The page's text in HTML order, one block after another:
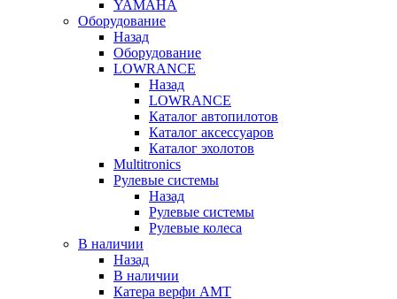
YAMAHA
Оборудование
Назад
Оборудование
LOWRANCE
Назад
LOWRANCE
Каталог автопилотов
Каталог аксессуаров
Каталог эхолотов
Multitronics
Рулевые системы
Назад
Рулевые системы
Рулевые колеса
В наличии
Назад
В наличии
Катера верфи AMT